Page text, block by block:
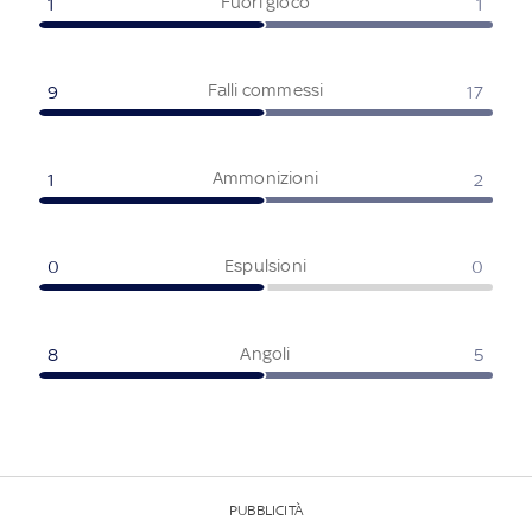
Falli commessi
9 17
Ammonizioni
1 2
Espulsioni
0 0
Angoli
8 5
PUBBLICITÀ